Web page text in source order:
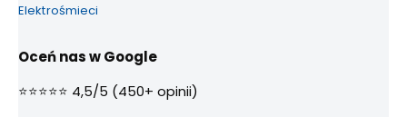
Elektrośmieci
Oceń nas w Google
⭐⭐⭐⭐⭐ 4,5/5 (450+ opinii)